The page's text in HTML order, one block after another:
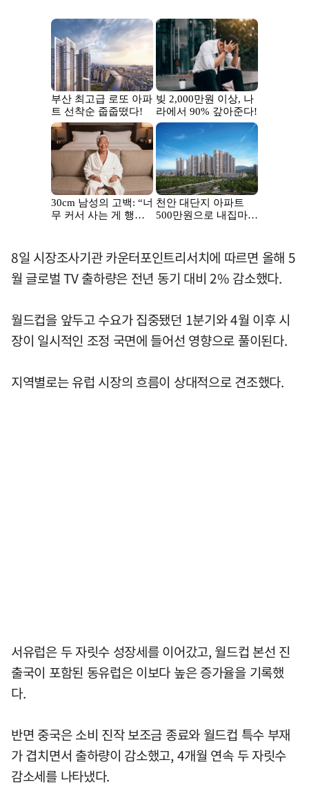
8일 시장조사기관 카운터포인트리서치에 따르면 올해 5
월 글로벌 TV 출하량은 전년 동기 대비 2% 감소했다.
월드컵을 앞두고 수요가 집중됐던 1분기와 4월 이후 시
장이 일시적인 조정 국면에 들어선 영향으로 풀이된다.
지역별로는 유럽 시장의 흐름이 상대적으로 견조했다.
서유럽은 두 자릿수 성장세를 이어갔고, 월드컵 본선 진
출국이 포함된 동유럽은 이보다 높은 증가율을 기록했
다.
반면 중국은 소비 진작 보조금 종료와 월드컵 특수 부재
가 겹치면서 출하량이 감소했고, 4개월 연속 두 자릿수
감소세를 나타냈다.